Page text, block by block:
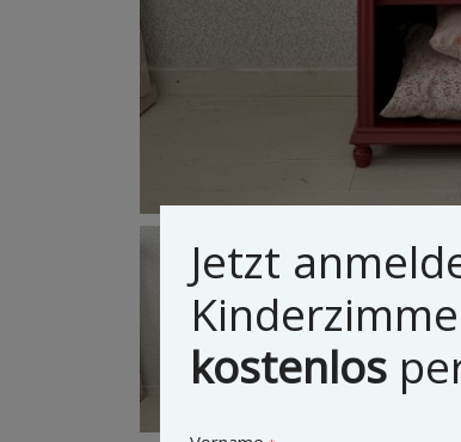
Jetzt
kostenlos